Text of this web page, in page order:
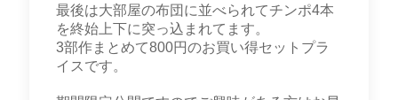
最後は大部屋の布団に並べられてチンポ4本
を終始上下に突っ込まれてます。
3部作まとめて800円のお買い得セットプラ
イスです。